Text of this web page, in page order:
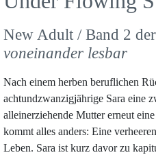
New Adult / Band 2
voneinander lesbar
Nach einem herben beruflichen
achtundzwanzigjährige Sara eine
alleinerziehende Mutter erneut
kommt alles anders: Eine
Leben. Sara ist kurz davor zu